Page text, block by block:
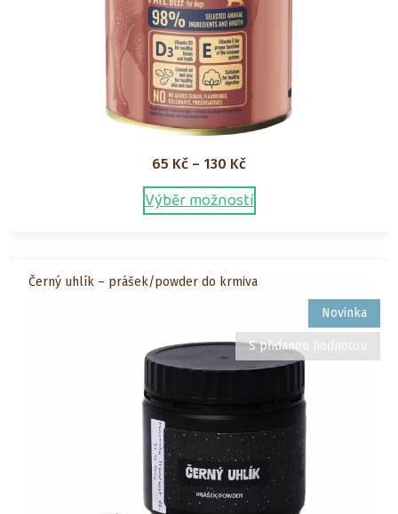
65 Kč – 130 KčRozpětí
cen:
65 Kč
Výběr možností
produkt
variant.
lze
vybrat
stránce
produktu
Novinka
S přidanou hodnotou
Černý uhlík – prášek/powder do krmiva